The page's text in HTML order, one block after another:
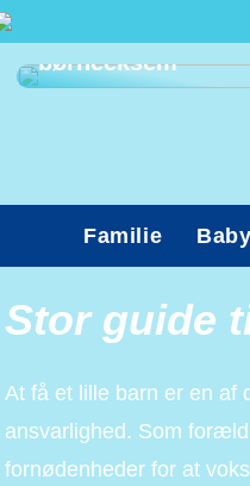
afhjælpe
børneeksem
Familie Baby
Stor guide
At få et lille barn er en af
ansvarlighed. Som
fornødenheder for at